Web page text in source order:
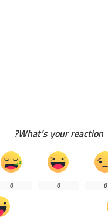
What’s your reaction?
0
0
0